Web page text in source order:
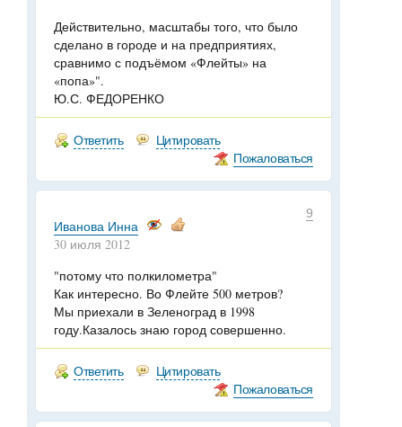
Действительно, масштабы того, что было
сделано в городе и на предприятиях,
сравнимо с подъёмом «Флейты» на
«попа»".
Ю.С. ФЕДОРЕНКО
Ответить
Цитировать
Пожаловаться
9
Иванова Инна
30 июля 2012
"потому что полкилометра"
Как интересно. Во Флейте 500 метров?
Мы приехали в Зеленоград в 1998
году.Казалось знаю город совершенно.
Ответить
Цитировать
Пожаловаться